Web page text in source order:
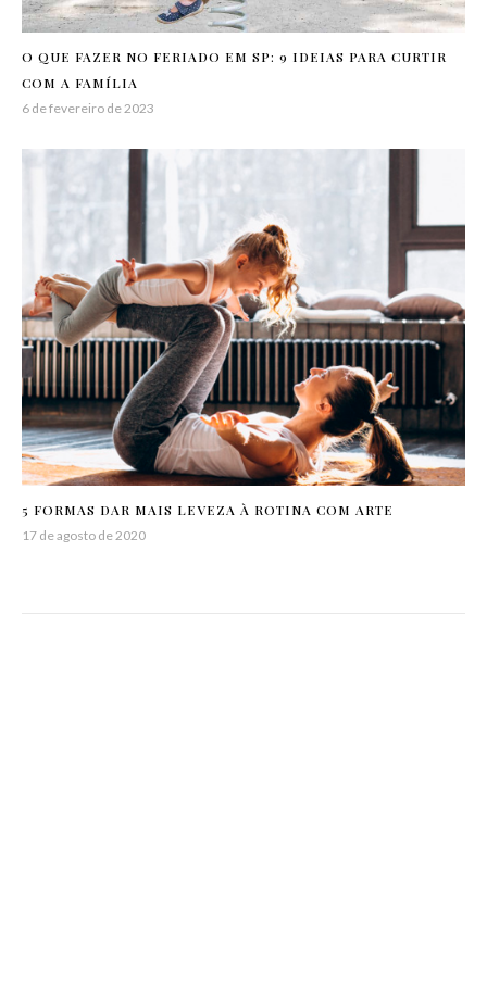
O QUE FAZER NO FERIADO EM SP: 9 IDEIAS PARA CURTIR
COM A FAMÍLIA
6 de fevereiro de 2023
5 FORMAS DAR MAIS LEVEZA À ROTINA COM ARTE
17 de agosto de 2020